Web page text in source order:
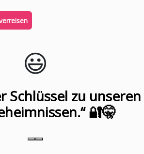
😃️
Schlüssel zu unseren
🔐🤫